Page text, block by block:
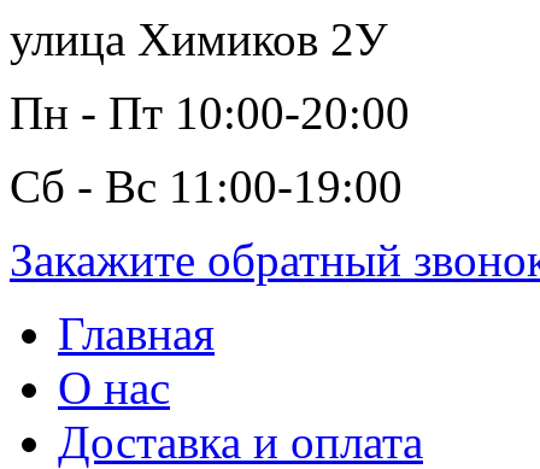
улица Химиков 2У
Пн - Пт 10:00-20:00
Сб - Вс 11:00-19:00
Закажите обратный
Главная
О нас
Доставка и оплата